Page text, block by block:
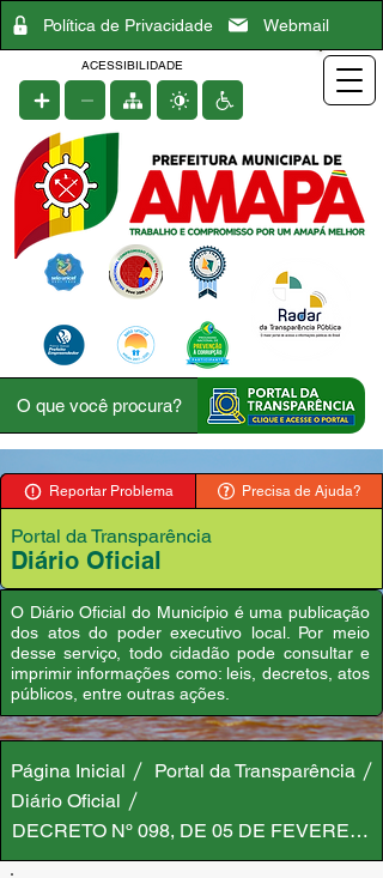
Política de Privacidade Webmail
ACESSIBILIDADE
Reportar Problema Precisa de Ajuda?
Portal da Transparência
Diário Oficial
O Diário Oficial do Município é uma publicação
dos atos do poder executivo local. Por meio
desse serviço, todo cidadão pode consultar e
imprimir informações como: leis, decretos, atos
públicos, entre outras ações.
Página Inicial
Portal da Transparência
Diário Oficial
DECRETO Nº 098, DE 05 DE FEVEREIRO